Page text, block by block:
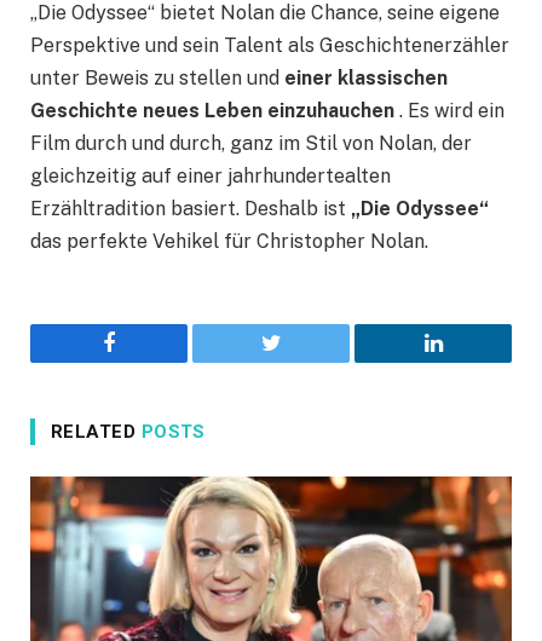
„Die Odyssee“ bietet Nolan die Chance, seine eigene
Perspektive und sein Talent als Geschichtenerzähler
unter Beweis zu stellen und einer klassischen
Geschichte neues Leben einzuhauchen . Es wird ein
Film durch und durch, ganz im Stil von Nolan, der
gleichzeitig auf einer jahrhundertealten
Erzähltradition basiert. Deshalb ist „Die Odyssee“
das perfekte Vehikel für Christopher Nolan.
Facebook Twitter LinkedIn
RELATED POSTS